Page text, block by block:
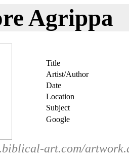
Agrippa
Title
Artist/Author
Date
Location
Subject
Google
art.com/